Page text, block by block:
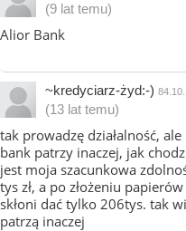
(9 lat temu)
Alior Bank
~kredyciarz-żyd:-)
(13 lat temu)
tak prowadzę działalność,
bank patrzy inaczej, jak
jest moja szacunkowa
tys zł, a po złożeniu
skłoni dać tylko 206tys. tak
patrzą inaczej